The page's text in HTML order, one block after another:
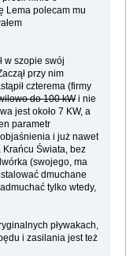
Lema polecam mu
w szopie swój
przy nim
czterema (firmy
do 100 kWi nie
jest około 7 KW, a
parametr
i już nawet
Krańcu Świata, bez
(swojego, ma
dmuchane
tylko wtedy,
pływakach,
i zasilania jest też